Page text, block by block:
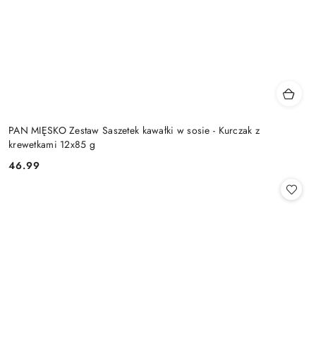
PAN MIĘSKO Zestaw Saszetek kawałki w sosie - Kurczak z
krewetkami 12x85 g
Cena:
46.99